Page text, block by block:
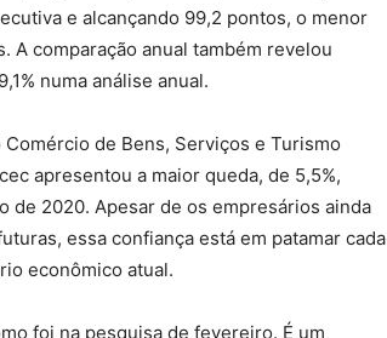
e alcançando 99,2 pontos, o menor
A comparação anual também revelou
numa análise anual.
de Bens, Serviços e Turismo
apresentou a maior queda, de 5,5%,
de 2020. Apesar de os empresários ainda
essa confiança está em patamar cada
econômico atual.
foi na pesquisa de fevereiro. É um